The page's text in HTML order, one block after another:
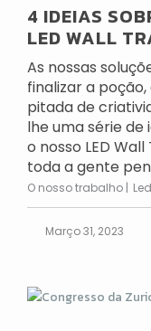
4 IDEIAS
LED WALL
As nossas
finalizar a
pitada de
lhe uma série
o nosso LED
toda a gente
O nosso trabalho
Março 31, 2023